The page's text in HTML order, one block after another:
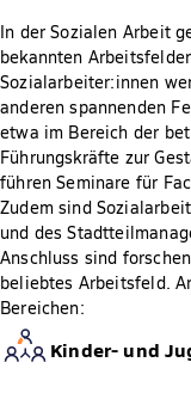
In der Sozialen Arbeit
bekannten
Sozialarbeiter:innen
anderen spannenden
etwa im Bereich der
Führungskräfte zur
führen Seminare für
Zudem sind
und des
Anschluss sind
beliebtes Arbeitsfeld.
Bereichen:
Kinder- und